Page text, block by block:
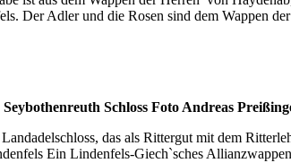
Der Adler und die Rosen sind dem Wappen
das als Rittergut mit dem
Ein Lindenfels-Giech`sches